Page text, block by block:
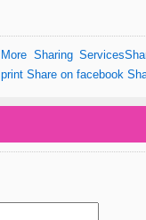
More Sharing Services
print Share on facebook